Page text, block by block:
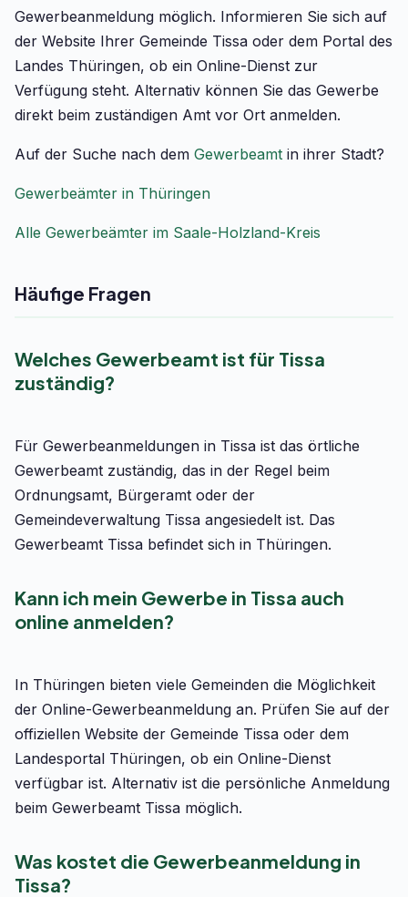
Gewerbeanmeldung möglich. Informieren Sie sich auf
der Website Ihrer Gemeinde Tissa oder dem Portal des
Landes Thüringen, ob ein Online-Dienst zur
Verfügung steht. Alternativ können Sie das Gewerbe
direkt beim zuständigen Amt vor Ort anmelden.
Auf der Suche nach dem Gewerbeamt in ihrer Stadt?
Gewerbeämter in Thüringen
Alle Gewerbeämter im Saale-Holzland-Kreis
Häufige Fragen
Welches Gewerbeamt ist für Tissa
zuständig?
Für Gewerbeanmeldungen in Tissa ist das örtliche
Gewerbeamt zuständig, das in der Regel beim
Ordnungsamt, Bürgeramt oder der
Gemeindeverwaltung Tissa angesiedelt ist. Das
Gewerbeamt Tissa befindet sich in Thüringen.
Kann ich mein Gewerbe in Tissa auch
online anmelden?
In Thüringen bieten viele Gemeinden die Möglichkeit
der Online-Gewerbeanmeldung an. Prüfen Sie auf der
offiziellen Website der Gemeinde Tissa oder dem
Landesportal Thüringen, ob ein Online-Dienst
verfügbar ist. Alternativ ist die persönliche Anmeldung
beim Gewerbeamt Tissa möglich.
Was kostet die Gewerbeanmeldung in
Tissa?